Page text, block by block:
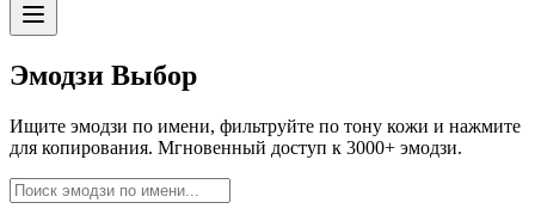
Эмодзи Выбор
Ищите эмодзи по имени, фильтруйте по тону кожи и нажмите
для копирования. Мгновенный доступ к 3000+ эмодзи.